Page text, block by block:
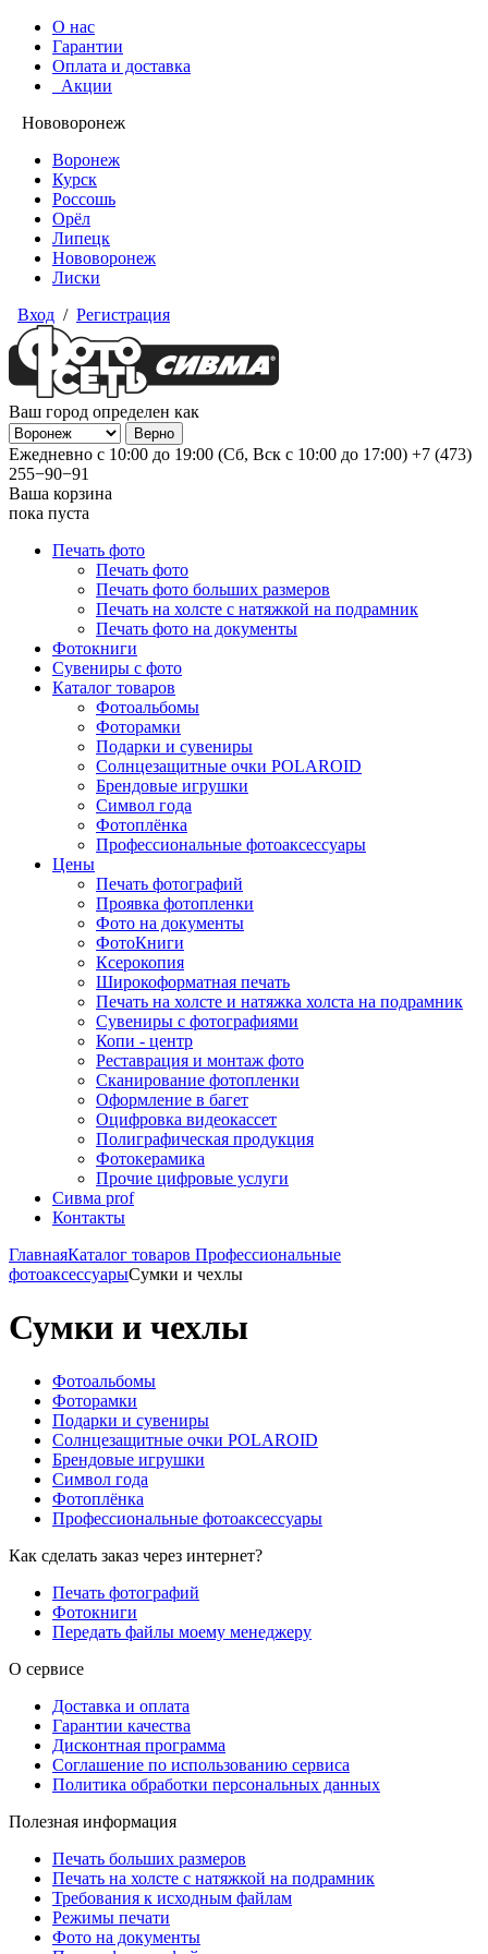
О нас
Гарантии
Оплата и доставка
Акции
Нововоронеж
Воронеж
Курск
Россошь
Орёл
Липецк
Нововоронеж
Лиски
Вход / Регистрация
Ваш город определен как
Ежедневно с 10:00 до 19:00 (Сб, Вск с 10:00 до 17:00) +7 (473)
255−90−91
Ваша корзина
пока пуста
Печать фото
Печать фото
Печать фото больших размеров
Печать на холсте с натяжкой на подрамник
Печать фото на документы
Фотокниги
Сувениры с фото
Каталог товаров
Фотоальбомы
Фоторамки
Подарки и сувениры
Солнцезащитные очки POLAROID
Брендовые игрушки
Символ года
Фотоплёнка
Профессиональные фотоаксессуары
Цены
Печать фотографий
Проявка фотопленки
Фото на документы
ФотоКниги
Ксерокопия
Широкоформатная печать
Печать на холсте и натяжка холста на подрамник
Сувениры с фотографиями
Копи - центр
Реставрация и монтаж фото
Сканирование фотопленки
Оформление в багет
Оцифровка видеокассет
Полиграфическая продукция
Фотокерамика
Прочие цифровые услуги
Сивма prof
Контакты
ГлавнаяКаталог товаров Профессиональные
фотоаксессуарыСумки и чехлы
Сумки и чехлы
Фотоальбомы
Фоторамки
Подарки и сувениры
Солнцезащитные очки POLAROID
Брендовые игрушки
Символ года
Фотоплёнка
Профессиональные фотоаксессуары
Как сделать заказ через интернет?
Печать фотографий
Фотокниги
Передать файлы моему менеджеру
О сервисе
Доставка и оплата
Гарантии качества
Дисконтная программа
Соглашение по использованию сервиса
Политика обработки персональных данных
Полезная информация
Печать больших размеров
Печать на холсте c натяжкой на подрамник
Требования к исходным файлам
Режимы печати
Фото на документы